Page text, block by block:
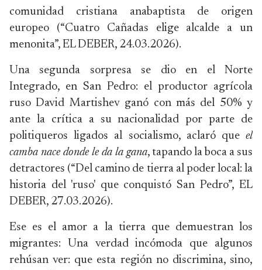
comunidad cristiana anabaptista de origen
europeo (“Cuatro Cañadas elige alcalde a un
menonita”, EL DEBER, 24.03.2026).
Una segunda sorpresa se dio en el Norte
Integrado, en San Pedro: el productor agrícola
ruso David Martishev ganó con más del 50% y
ante la crítica a su nacionalidad por parte de
politiqueros ligados al socialismo, aclaró que el
camba nace donde le da la gana, tapando la boca a sus
detractores (“Del camino de tierra al poder local: la
historia del 'ruso' que conquistó San Pedro”, EL
DEBER, 27.03.2026).
Ese es el amor a la tierra que demuestran los
migrantes: Una verdad incómoda que algunos
rehúsan ver: que esta región no discrimina, sino,